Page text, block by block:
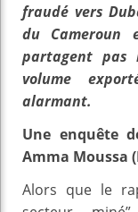
fraudé vers
du
partagent pas
volume
alarmant.
Une enquête
Amma Moussa
Alors que le